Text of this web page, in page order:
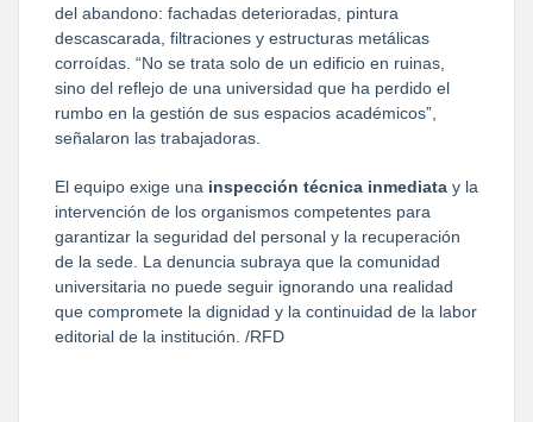
del abandono: fachadas deterioradas, pintura
descascarada, filtraciones y estructuras metálicas
corroídas. “No se trata solo de un edificio en ruinas,
sino del reflejo de una universidad que ha perdido el
rumbo en la gestión de sus espacios académicos”,
señalaron las trabajadoras.
El equipo exige una inspección técnica inmediata y la
intervención de los organismos competentes para
garantizar la seguridad del personal y la recuperación
de la sede. La denuncia subraya que la comunidad
universitaria no puede seguir ignorando una realidad
que compromete la dignidad y la continuidad de la labor
editorial de la institución. /RFD